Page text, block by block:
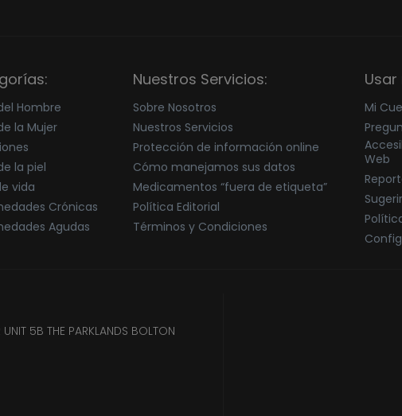
Hombre
la Mujer
la piel
vida
Crónicas
Agudas
Nuestros Servicios:
Sobre Nosotros
Nuestros Servicios
Protección de información online
Cómo manejamos sus datos
Medicamentos “fuera de etiqueta”
Política Editorial
Términos y Condiciones
Mi
Web
5B THE PARKLANDS BOLTON